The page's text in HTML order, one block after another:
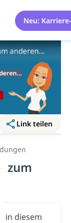
Neu:
Link teilen
zum
in diesem